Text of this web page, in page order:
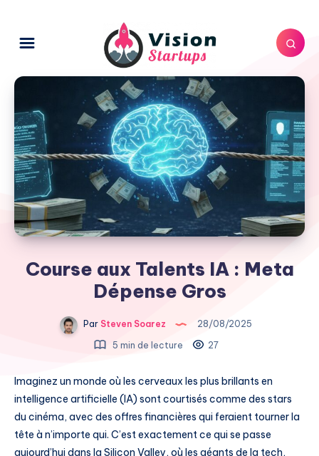
Course aux Talents IA : Meta
Dépense Gros
Par Steven Soarez
28/08/2025
5 min de lecture
27
Imaginez un monde où les cerveaux les plus brillants en
intelligence artificielle (IA) sont courtisés comme des stars
du cinéma, avec des offres financières qui feraient tourner la
tête à n’importe qui. C’est exactement ce qui se passe
aujourd’hui dans la Silicon Valley, où les géants de la tech,